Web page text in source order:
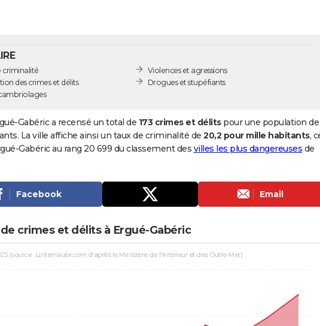
criminalité
des crimes et délits
Violences et agressions
Drogues et stupéfiants
Gabéric a recensé un total de 173 crimes et délitspour une population de
La ville affiche ainsi un taux de criminalité de 20,2 pour mille habitants,
Gabéric au rang 20 699 du classement des villes les plus dangereuses de
Facebook Email
crimes et délits à Ergué-Gabéric
(source : Linternaute.com d'après le Ministère de l'Intérieur et des Outre-Mer)